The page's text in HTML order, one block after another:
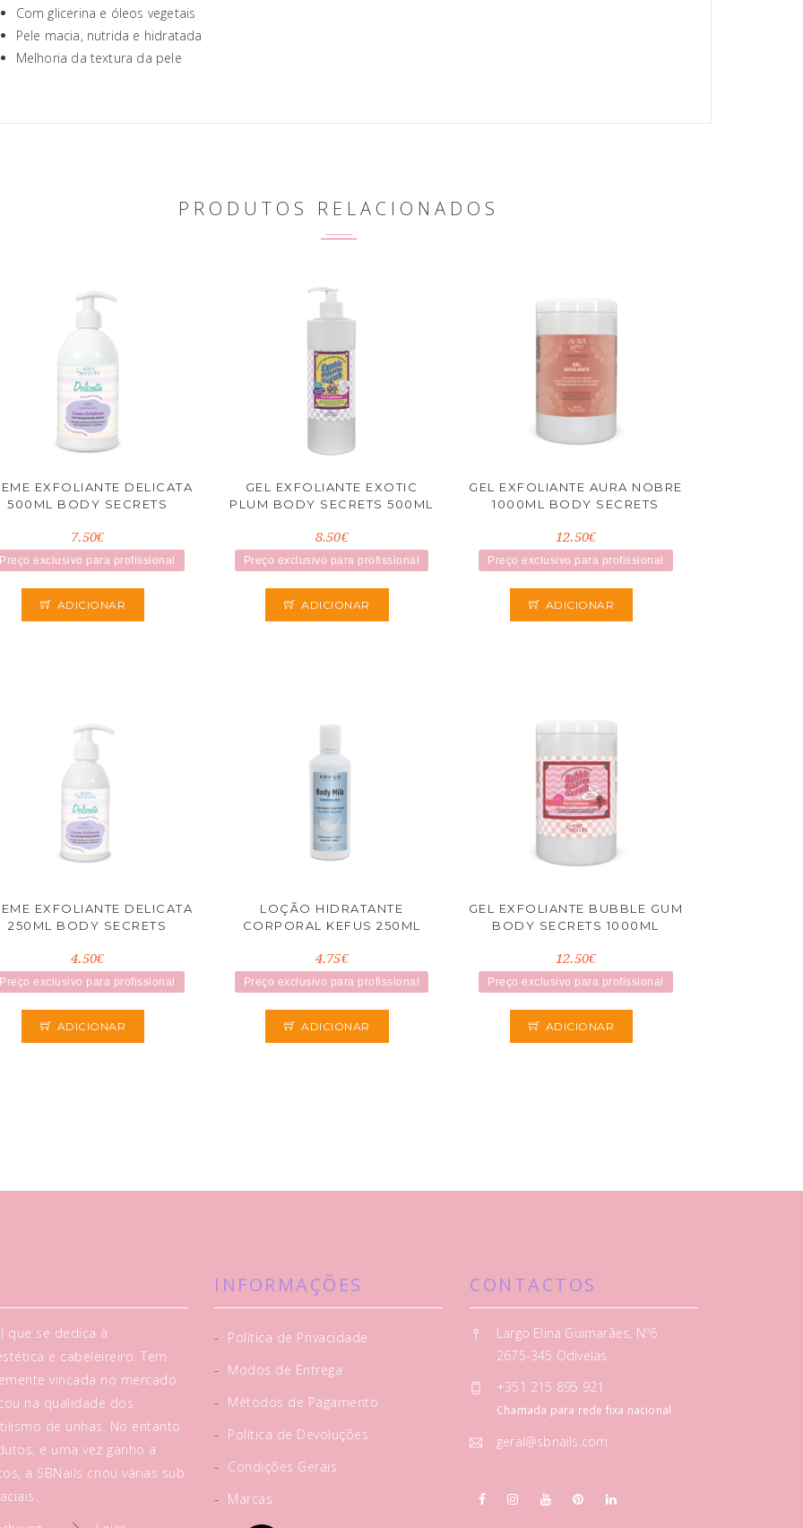
Com glicerina e óleos vegetais
Pele macia, nutrida e hidratada
Melhoria da textura da pele
PRODUTOS RELACIONADOS
EXFOLIANTE DELICATA
500ML BODY SECRETS
7.50€
Preço exclusivo para profissional
ADICIONAR
GEL EXFOLIANTE EXOTIC
PLUM BODY SECRETS 500ML
8.50€
Preço exclusivo para profissional
ADICIONAR
GEL EXFOLIANTE AURA NOBRE
1000ML BODY SECRETS
12.50€
Preço exclusivo para profissional
ADICIONAR
EXFOLIANTE DELICATA
250ML BODY SECRETS
4.50€
Preço exclusivo para profissional
ADICIONAR
LOÇÃO HIDRATANTE
CORPORAL KEFUS 250ML
4.75€
Preço exclusivo para profissional
ADICIONAR
GEL EXFOLIANTE BUBBLE GUM
BODY SECRETS 1000ML
12.50€
Preço exclusivo para profissional
ADICIONAR
que se dedica à
e cabeleireiro. Tem
vincada no mercado
na qualidade dos
de unhas. No entanto
e uma vez ganho a
a SBNails criou várias sub
INFORMAÇÕES
-
Política de Privacidade
-
Modos de Entrega
-
Métodos de Pagamento
-
Política de Devoluções
-
Condições Gerais
-
Marcas
CONTACTOS
Largo Elina Guimarães, Nº6
2675-345 Odivelas
+351 215 895 921
Chamada para rede fixa nacional
geral@sbnails.com